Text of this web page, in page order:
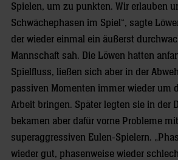
Spielen, um zu punkten. Wir erlauben
Schwächephasen im Spiel“, sagte
der wieder einmal ein äußerst
Mannschaft sah. Die Löwen hatten
Spielfluss, ließen sich aber in der
passiven Momenten immer wieder um
Arbeit bringen. Später legten sie in der
bekamen aber dafür vorne Probleme
superaggressiven Eulen-Spielern.
wieder gut, phasenweise wieder